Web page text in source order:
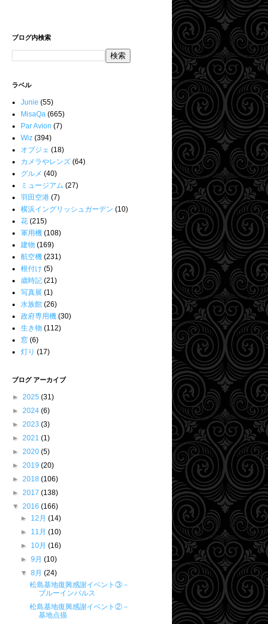
ブログ内検索
ラベル
Junie (55)
MisaQa (665)
Par Avion (7)
Wiz (394)
オブジェ (18)
カメラやレンズ (64)
グルメ (40)
ミュージアム (27)
羽田空港 (7)
横浜イングリッシュガーデン (10)
花 (215)
軍用機 (108)
建物 (169)
航空機 (231)
根付け (5)
歳時記 (21)
写真展 (1)
水族館 (26)
政府専用機 (30)
生き物 (112)
窓 (6)
灯り (17)
ブログ アーカイブ
► 2025 (31)
► 2024 (6)
► 2023 (3)
► 2021 (1)
► 2020 (5)
► 2019 (20)
► 2018 (106)
► 2017 (138)
▼ 2016 (166)
► 12月(14)
► 11月(10)
► 10月(16)
►9月(10)
▼8月(24)
松島基地復興感謝イベント③－
ブルーインパルス
松島基地復興感謝イベント②－
基地点描